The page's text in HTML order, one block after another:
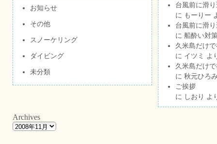
お知らせ
その他
スノーケリング
ダイビング
未分類
台風前に滑
に もーりー
台風前に滑
に 船酔い対
久米島だけ
に イツミ
よ
久米島だけ
に 秋元ひろ
ご挨拶
に しおり よ
Archives